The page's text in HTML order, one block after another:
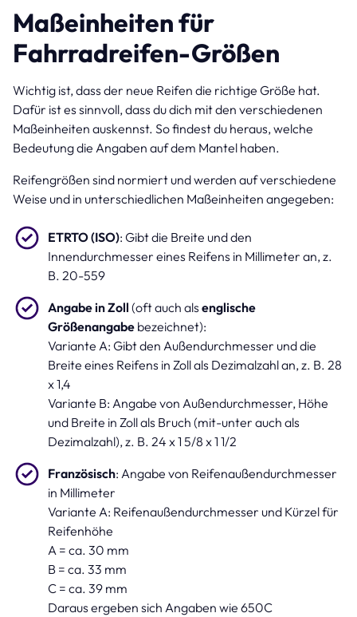
Maßeinheiten für
Fahrradreifen-Größen
Wichtig ist, dass der neue Reifen die richtige Größe hat.
Dafür ist es sinnvoll, dass du dich mit den verschiedenen
Maßeinheiten auskennst. So findest du heraus, welche
Bedeutung die Angaben auf dem Mantel haben.
Reifengrößen sind normiert und werden auf verschiedene
Weise und in unterschiedlichen Maßeinheiten angegeben:
ETRTO (ISO): Gibt die Breite und den
Innendurchmesser eines Reifens in Millimeter an, z.
B. 20-559
Angabe in Zoll (oft auch als englische
Größenangabe bezeichnet):
Variante A: Gibt den Außendurchmesser und die
Breite eines Reifens in Zoll als Dezimalzahl an, z. B. 28
x 1,4
Variante B: Angabe von Außendurchmesser, Höhe
und Breite in Zoll als Bruch (mit-unter auch als
Dezimalzahl), z. B. 24 x 1 5/8 x 1 1/2
Französisch: Angabe von Reifenaußendurchmesser
in Millimeter
Variante A: Reifenaußendurchmesser und Kürzel für
Reifenhöhe
A = ca. 30 mm
B = ca. 33 mm
C = ca. 39 mm
Daraus ergeben sich Angaben wie 650C